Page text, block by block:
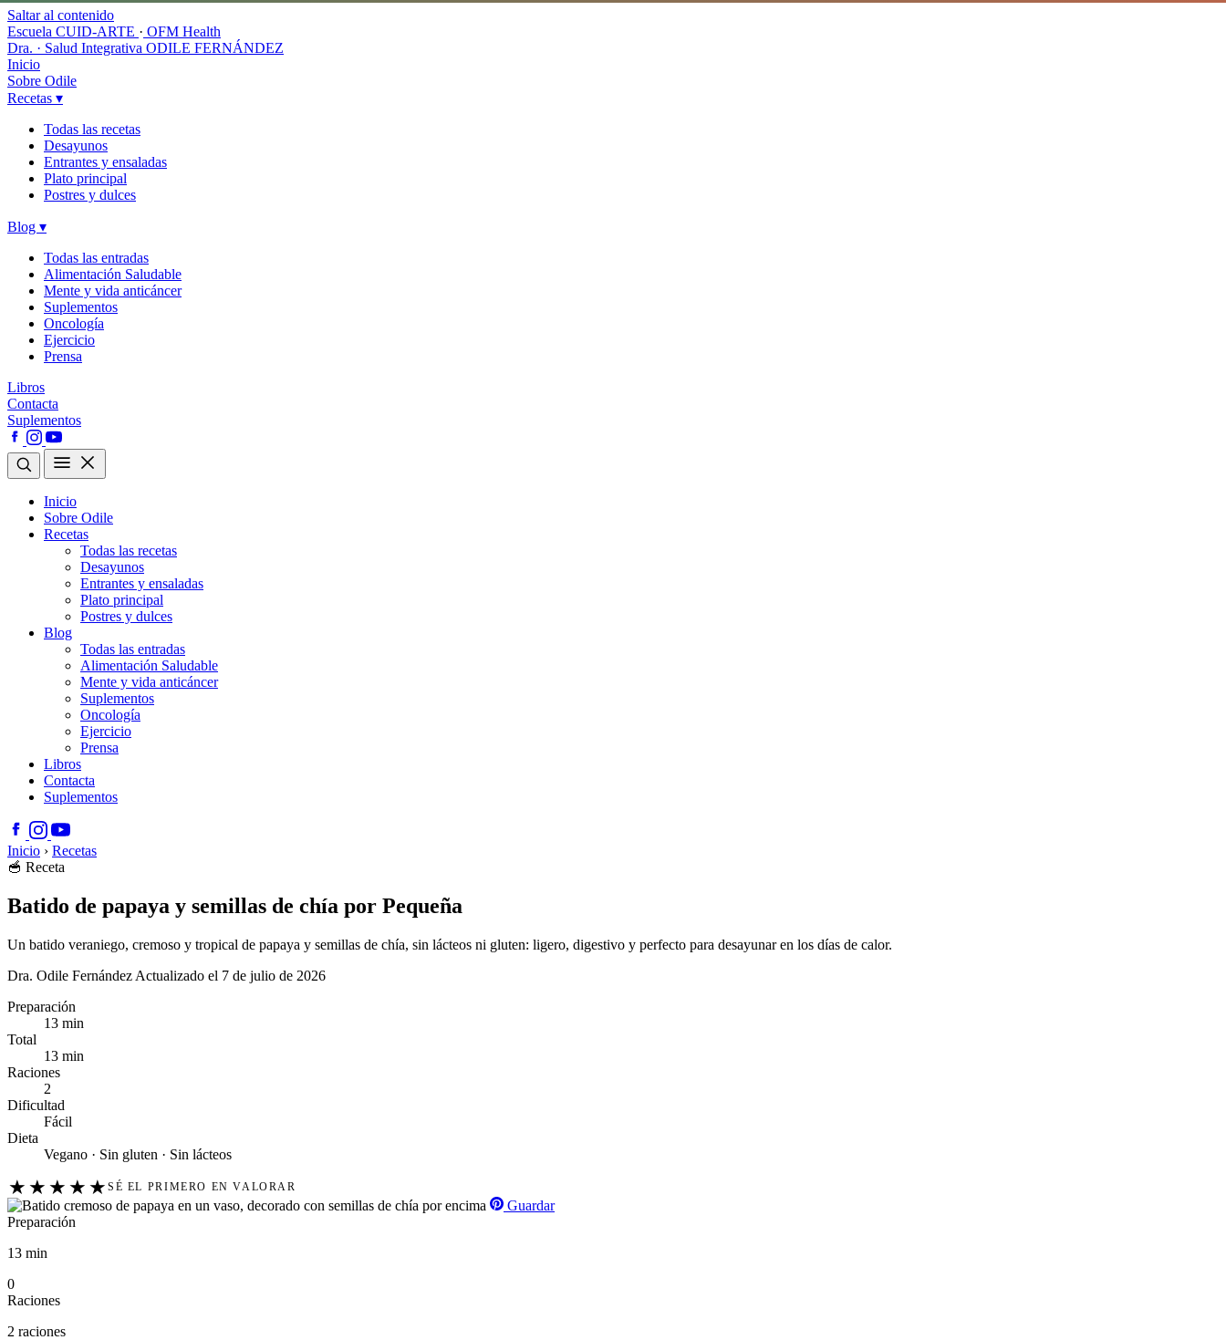
Saltar al contenido
Escuela CUID-ARTE · OFM Health
Dra. · Salud Integrativa ODILE FERNÁNDEZ
Inicio
Sobre Odile
Recetas ▾
Todas las recetas
Desayunos
Entrantes y ensaladas
Plato principal
Postres y dulces
Blog ▾
Todas las entradas
Alimentación Saludable
Mente y vida anticáncer
Suplementos
Oncología
Ejercicio
Prensa
Libros
Contacta
Suplementos
Inicio
Sobre Odile
Recetas
Todas las recetas
Desayunos
Entrantes y ensaladas
Plato principal
Postres y dulces
Blog
Todas las entradas
Alimentación Saludable
Mente y vida anticáncer
Suplementos
Oncología
Ejercicio
Prensa
Libros
Contacta
Suplementos
Inicio › Recetas
🥣 Receta
Batido de papaya y semillas de chía por Pequeña
Un batido veraniego, cremoso y tropical de papaya y semillas de chía, sin lácteos ni gluten: ligero, digestivo y perfecto para desayunar en los días de calor.
Dra. Odile Fernández Actualizado el 7 de julio de 2026
Preparación
13 min
Total
13 min
Raciones
2
Dificultad
Fácil
Dieta
Vegano · Sin gluten · Sin lácteos
★ ★ ★ ★ ★ SÉ EL PRIMERO EN VALORAR
Guardar
Preparación
13 min
0
Raciones
2 raciones